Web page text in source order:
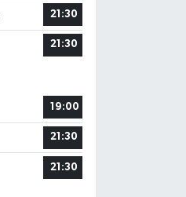
21:30
21:30
19:00
21:30
21:30